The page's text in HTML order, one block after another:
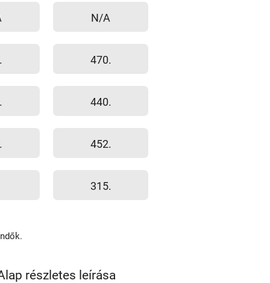
N/A
470.
440.
452.
315.
részletes leírása